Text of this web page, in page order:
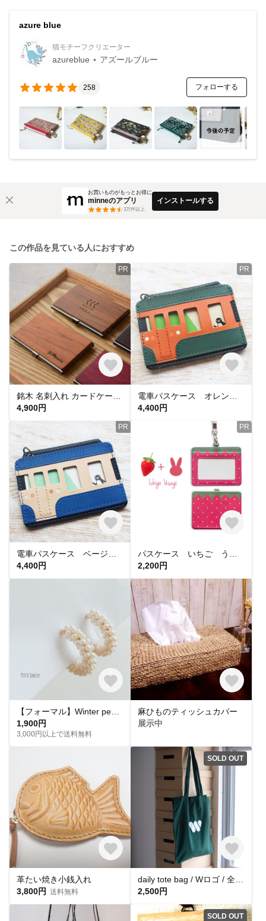
azure blue
猫モチーフクリエーター
azureblue ⋆ アズールブルー
258 フォローする
お買いものがもっとお得に
minneのアプリ
3万件以上
インストールする
この作品を見ている人におすすめ
PR
4,900円
PR
4,400円
PR
4,400円
PR
2,200円
1,900円
3,000円以上で送料無料
麻ひものティッシュカバー
展示中
革たい焼き小銭入れ
3,800円 送料無料
SOLD OUT
2,500円
SOLD OUT